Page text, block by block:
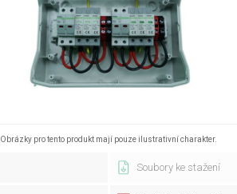
Obrázky pro tento produkt mají pouze ilustrativní charakter.
Soubory ke stažení